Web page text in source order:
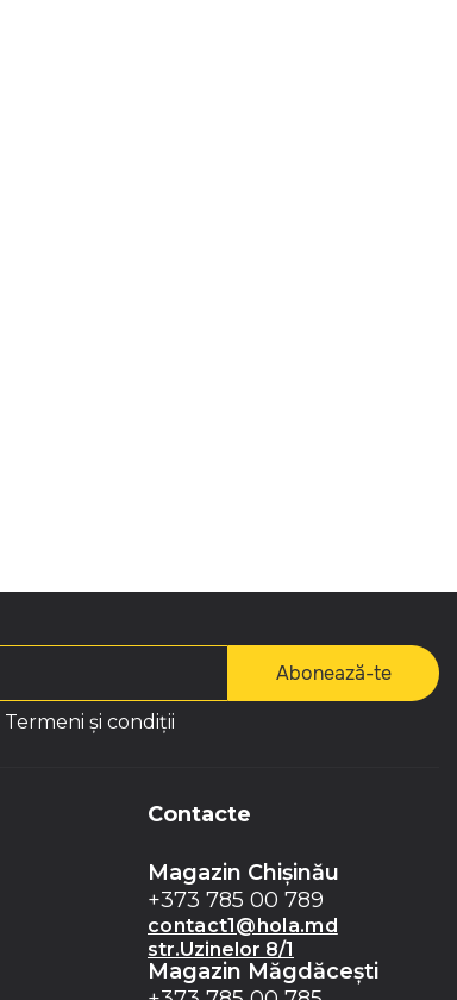
Abonează-te
Termeni și condiții
Contacte
Magazin Chișinău
+373 785 00 789
contact1@hola.md
str.Uzinelor 8/1
Magazin Măgdăceşti